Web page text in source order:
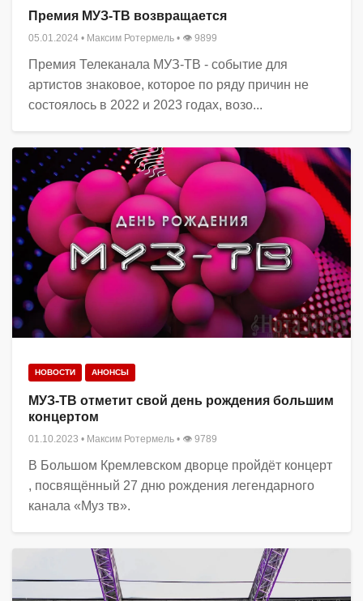
Премия МУЗ-ТВ возвращается
05.01.2024 • Максим Ротермель • 👁 9899
Премия Телеканала МУЗ-ТВ - событие для
артистов знаковое, которое по ряду причин не
состоялось в 2022 и 2023 годах, возо...
НОВОСТИ АНОНСЫ
МУЗ-ТВ отметит свой день рождения большим
концертом
01.10.2023 • Максим Ротермель • 👁 9789
В Большом Кремлевском дворце пройдёт концерт
, посвящённый 27 дню рождения легендарного
канала «Муз тв».